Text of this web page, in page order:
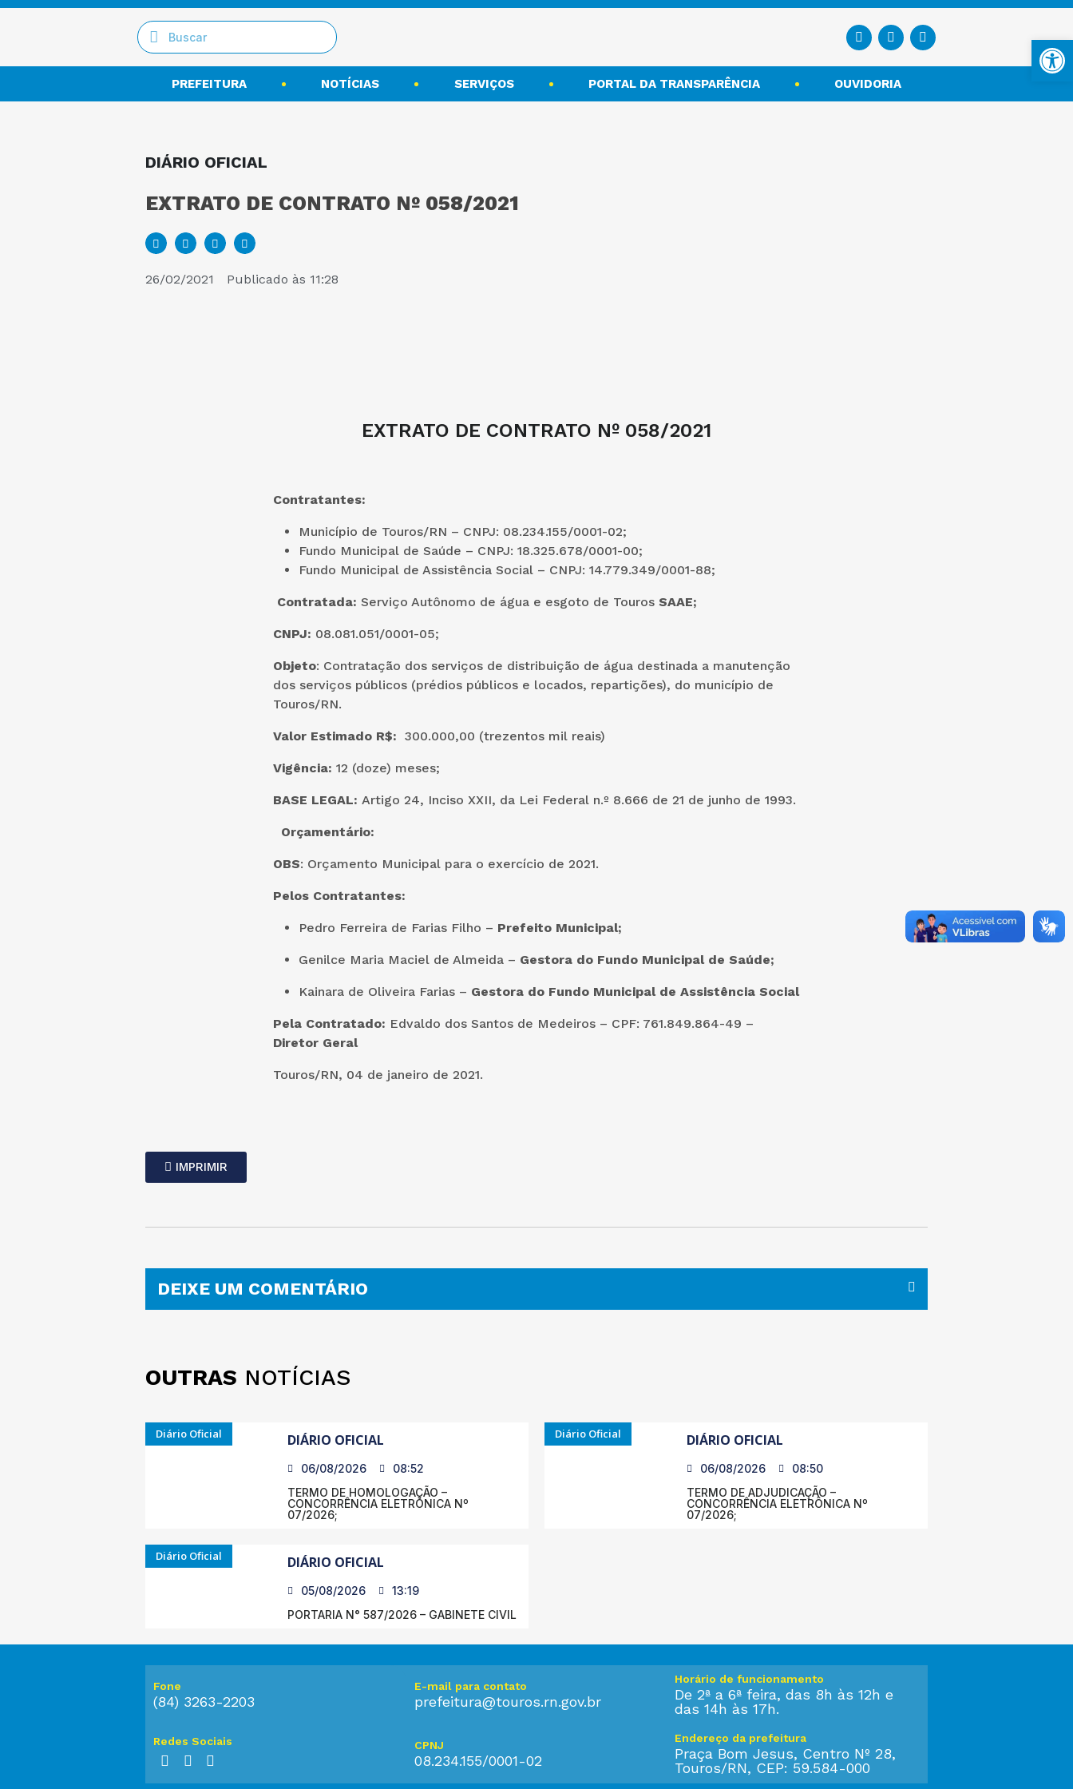
PREFEITURA NOTÍCIAS SERVIÇOS PORTAL DA TRANSPARÊNCIA OUVIDORIA
DIÁRIO OFICIAL
EXTRATO DE CONTRATO Nº 058/2021
26/02/2021 Publicado às 11:28
EXTRATO DE CONTRATO Nº 058/2021
Contratantes:
Município de Touros/RN – CNPJ: 08.234.155/0001-02;
Fundo Municipal de Saúde – CNPJ: 18.325.678/0001-00;
Fundo Municipal de Assistência Social – CNPJ: 14.779.349/0001-88;
Contratada: Serviço Autônomo de água e esgoto de Touros SAAE;
CNPJ: 08.081.051/0001-05;
Objeto: Contratação dos serviços de distribuição de água destinada a manutenção
dos serviços públicos (prédios públicos e locados, repartições), do município de
Touros/RN.
Valor Estimado R$: 300.000,00 (trezentos mil reais)
Vigência: 12 (doze) meses;
BASE LEGAL: Artigo 24, Inciso XXII, da Lei Federal n.º 8.666 de 21 de junho de 1993.
Orçamentário:
OBS: Orçamento Municipal para o exercício de 2021.
Pelos Contratantes:
Pedro Ferreira de Farias Filho – Prefeito Municipal;
Genilce Maria Maciel de Almeida – Gestora do Fundo Municipal de Saúde;
Kainara de Oliveira Farias – Gestora do Fundo Municipal de Assistência Social
Pela Contratado: Edvaldo dos Santos de Medeiros – CPF: 761.849.864-49 –
Diretor Geral
Touros/RN, 04 de janeiro de 2021.
IMPRIMIR
DEIXE UM COMENTÁRIO
OUTRAS NOTÍCIAS
Diário Oficial DIÁRIO OFICIAL
06/08/2026
08:52
TERMO DE HOMOLOGAÇÃO –
CONCORRÊNCIA ELETRÔNICA Nº
07/2026;
Diário Oficial DIÁRIO OFICIAL
06/08/2026
08:50
TERMO DE ADJUDICAÇÃO –
CONCORRÊNCIA ELETRÔNICA Nº
07/2026;
Diário Oficial DIÁRIO OFICIAL
05/08/2026
13:19
PORTARIA N° 587/2026 – GABINETE CIVIL
Fone
(84) 3263-2203
E-mail para contato
prefeitura@touros.rn.gov.br
Horário de funcionamento
De 2ª a 6ª feira, das 8h às 12h e
das 14h às 17h.
Redes Sociais CPNJ
08.234.155/0001-02
Endereço da prefeitura
Praça Bom Jesus, Centro Nº 28,
Touros/RN, CEP: 59.584-000